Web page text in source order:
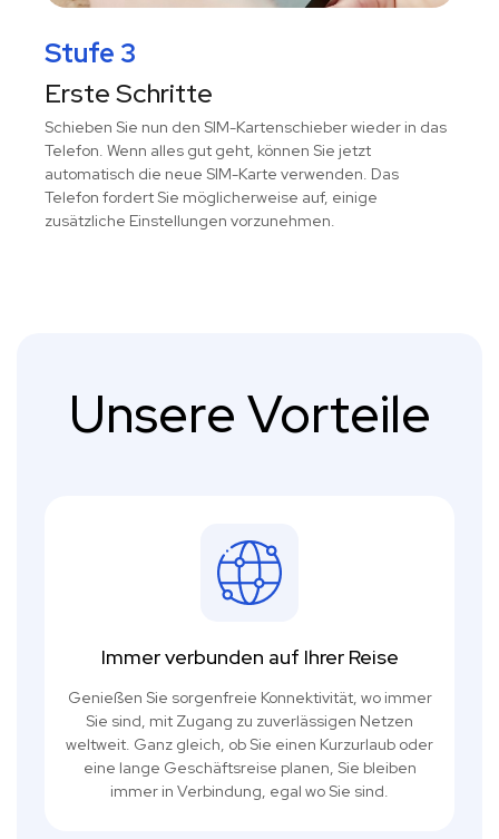
Stufe 3
Erste Schritte
Schieben Sie nun den SIM-Kartenschieber wieder in das
Telefon. Wenn alles gut geht, können Sie jetzt
automatisch die neue SIM-Karte verwenden. Das
Telefon fordert Sie möglicherweise auf, einige
zusätzliche Einstellungen vorzunehmen.
Unsere Vorteile
Immer verbunden auf Ihrer Reise
Genießen Sie sorgenfreie Konnektivität, wo immer
Sie sind, mit Zugang zu zuverlässigen Netzen
weltweit. Ganz gleich, ob Sie einen Kurzurlaub oder
eine lange Geschäftsreise planen, Sie bleiben
immer in Verbindung, egal wo Sie sind.